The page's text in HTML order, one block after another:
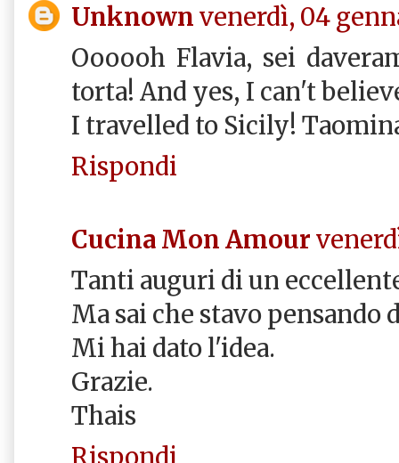
Unknown venerdì, 04
Oooooh Flavia, sei
torta! And yes, I can't
I travelled to Sicily!
Rispondi
Cucina Mon Amour
Tanti auguri di un
Ma sai che stavo pensando
Mi hai dato l'idea.
Grazie.
Thais
Rispondi